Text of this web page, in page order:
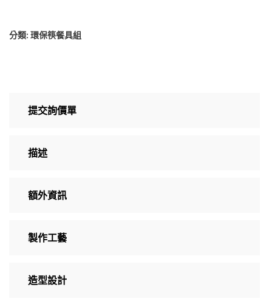
分類: 環保筷餐具組
提交詢價單
描述
額外資訊
製作工藝
造型設計